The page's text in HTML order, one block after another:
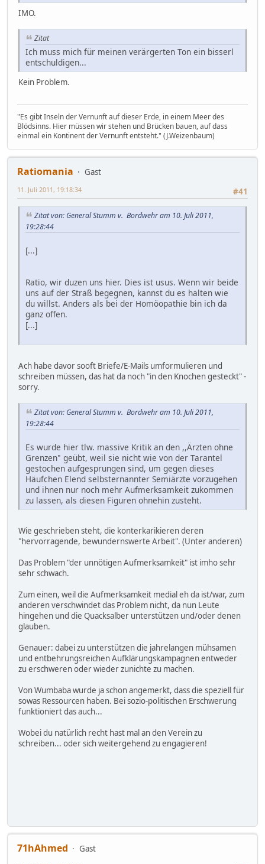
IMO.
Zitat
Ich muss mich für meinen verärgerten Ton ein bisserl
entschuldigen...
Kein Problem.
"Es gibt Inseln der Vernunft auf dieser Erde, in einem Meer des
Blödsinns. Hier müssen wir stehen und Brücken bauen, auf dass
einmal ein Kontinent der Vernunft entsteht." (J.Weizenbaum)
Ratiomania
Gast
#41
11. Juli 2011, 19:18:34
Zitat von: General Stumm v. Bordwehr am 10. Juli 2011,
19:28:44
[...]
Ratio, wir duzen uns hier. Dies ist usus. Wenn wir beide
uns auf der Straß begegnen, kannst du es halten wie
du willst. Anders als bei der Homöopathie bin ich da
ganz offen.
[...]
Ach habe davor sooft Briefe/E-Mails umformulieren und
schreiben müssen, das hat da noch "in den Knochen gesteckt" -
sorry.
Zitat von: General Stumm v. Bordwehr am 10. Juli 2011,
19:28:44
Es wurde hier tlw. massive Kritik an den ,,Ärzten ohne
Grenzen" geübt, weil sie nicht wie von der Tarantel
gestochen aufgesprungen sind, um gegen dieses
Häufchen Elend selbsternannter Semiärzte vorzugehen
und ihnen nur noch mehr Aufmerksamkeit zukommen
zu lassen, als diesen Figuren ohnehin zusteht.
Wie geschrieben steht, die konterkarikieren deren
"hervorragende, bewundernswerte Arbeit". (Unter anderen)
Das Problem "der unnötigen Aufmerksamkeit" ist imho sehr
sehr schwach.
Zum einen, weil die Aufmerksamkeit medial eh da ist/war, zum
anderen verschwindet das Problem nicht, da nun Leute
hingehen und die Quacksalber unterstützen und/oder denen
glauben.
Genauer: dabei zu unterstützen die jahrelangen mühsamen
und entbehrungsreichen Aufklärungskampagnen entweder
zu erschweren oder wieder zunichte zu machen.
Von Wumbaba wurde ja schon angemerkt, dass die speziell für
sowas Ressourcen haben. Bei sozio-politischen Erschwerung
funktioniert das auch...
Wobei du natürlich recht hast mal an den Verein zu
schreiben... oder sich weitergehend zu engagieren!
71hAhmed
Gast